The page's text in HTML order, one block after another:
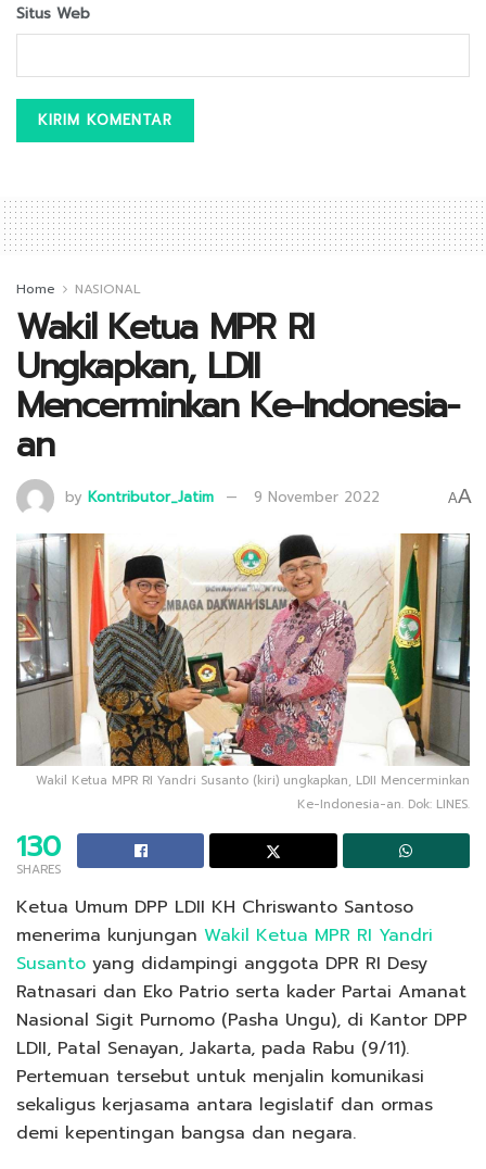
Situs Web
Home NASIONAL
Wakil Ketua MPR RI
Ungkapkan, LDII
Mencerminkan Ke-Indonesia-
an
by Kontributor_Jatim 9 November 2022 AA
Wakil Ketua MPR RI Yandri Susanto (kiri) ungkapkan, LDII Mencerminkan
Ke-Indonesia-an. Dok: LINES.
130
SHARES
Ketua Umum DPP LDII KH Chriswanto Santoso
menerima kunjungan Wakil Ketua MPR RI Yandri
Susanto yang didampingi anggota DPR RI Desy
Ratnasari dan Eko Patrio serta kader Partai Amanat
Nasional Sigit Purnomo (Pasha Ungu), di Kantor DPP
LDII, Patal Senayan, Jakarta, pada Rabu (9/11).
Pertemuan tersebut untuk menjalin komunikasi
sekaligus kerjasama antara legislatif dan ormas
demi kepentingan bangsa dan negara.